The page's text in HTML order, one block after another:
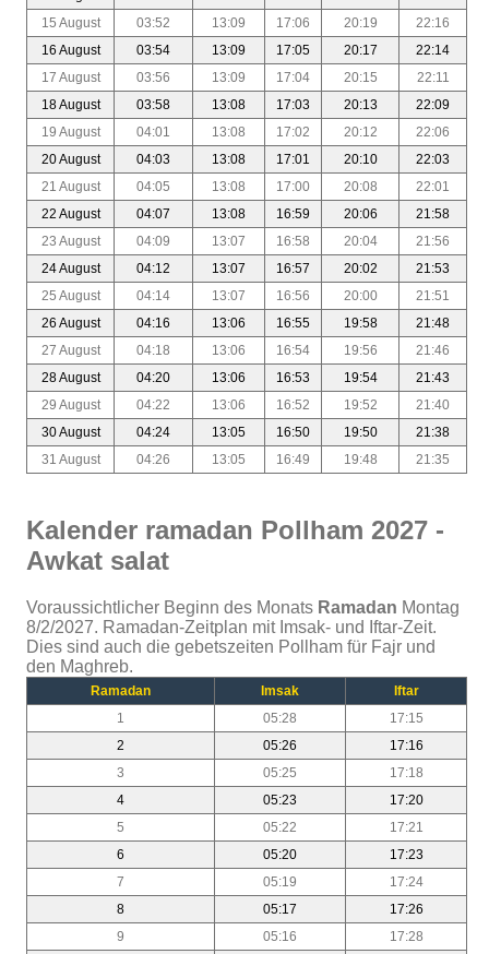
15 August
03:52 13:09 17:06 20:19
22:16
16 August
03:54 13:09 17:05 20:17
22:14
17 August
03:56 13:09 17:04 20:15
22:11
18 August
03:58 13:08 17:03 20:13
22:09
19 August
04:01 13:08 17:02 20:12
22:06
20 August
04:03 13:08 17:01 20:10
22:03
21 August
04:05 13:08 17:00 20:08
22:01
22 August
04:07 13:08 16:59 20:06
21:58
23 August
04:09 13:07 16:58 20:04
21:56
24 August
04:12 13:07 16:57 20:02
21:53
25 August
04:14 13:07 16:56 20:00
21:51
26 August
04:16 13:06 16:55 19:58
21:48
27 August
04:18 13:06 16:54 19:56
21:46
28 August
04:20 13:06 16:53 19:54
21:43
29 August
04:22 13:06 16:52 19:52
21:40
30 August
04:24 13:05 16:50 19:50
21:38
31 August
04:26 13:05 16:49 19:48 21:35
Kalender ramadan Pollham 2027 -
Awkat salat
Voraussichtlicher Beginn des Monats Ramadan Montag
8/2/2027. Ramadan-Zeitplan mit Imsak- und Iftar-Zeit.
Dies sind auch die gebetszeiten Pollham für Fajr und
den Maghreb.
Ramadan Imsak
Iftar
1
05:28
17:15
2
05:26
17:16
3
05:25
17:18
4
05:23
17:20
5
05:22
17:21
6
05:20
17:23
7
05:19
17:24
8
05:17
17:26
9
05:16
17:28